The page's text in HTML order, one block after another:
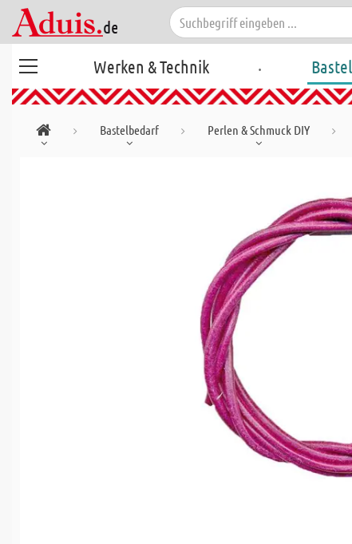
Werken & Technik .
Bastelbedarf Perlen & Schmuck DIY